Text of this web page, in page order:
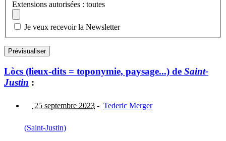
Extensions autorisées : toutes
Je veux recevoir la Newsletter
Lòcs (lieux-dits = toponymie, paysage...) de Saint-
Justin :
25 septembre 2023 - Tederic Merger
(Saint-Justin)